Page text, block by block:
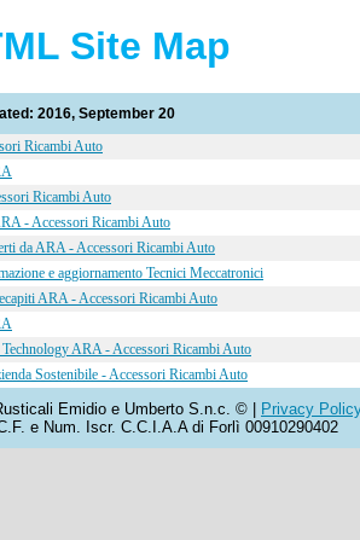
Site Map
2016, September 20
Ricambi Auto
Ricambi Auto
- Accessori Ricambi Auto
da ARA - Accessori Ricambi Auto
e aggiornamento Tecnici Meccatronici
ARA - Accessori Ricambi Auto
ARA - Accessori Ricambi Auto
Sostenibile - Accessori Ricambi Auto
Emidio e Umberto S.n.c. ©
Privacy
e Num. Iscr. C.C.I.A.A di Forlì 00910290402